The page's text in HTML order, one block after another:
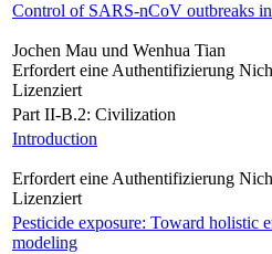
Control of SARS-nCoV outbreaks
Jochen Mau und Wenhua Tian
Erfordert eine Authentifizierung
Lizenziert
Part II-B.2: Civilization
Introduction
Erfordert eine Authentifizierung
Lizenziert
Pesticide exposure: Toward holistic
modeling